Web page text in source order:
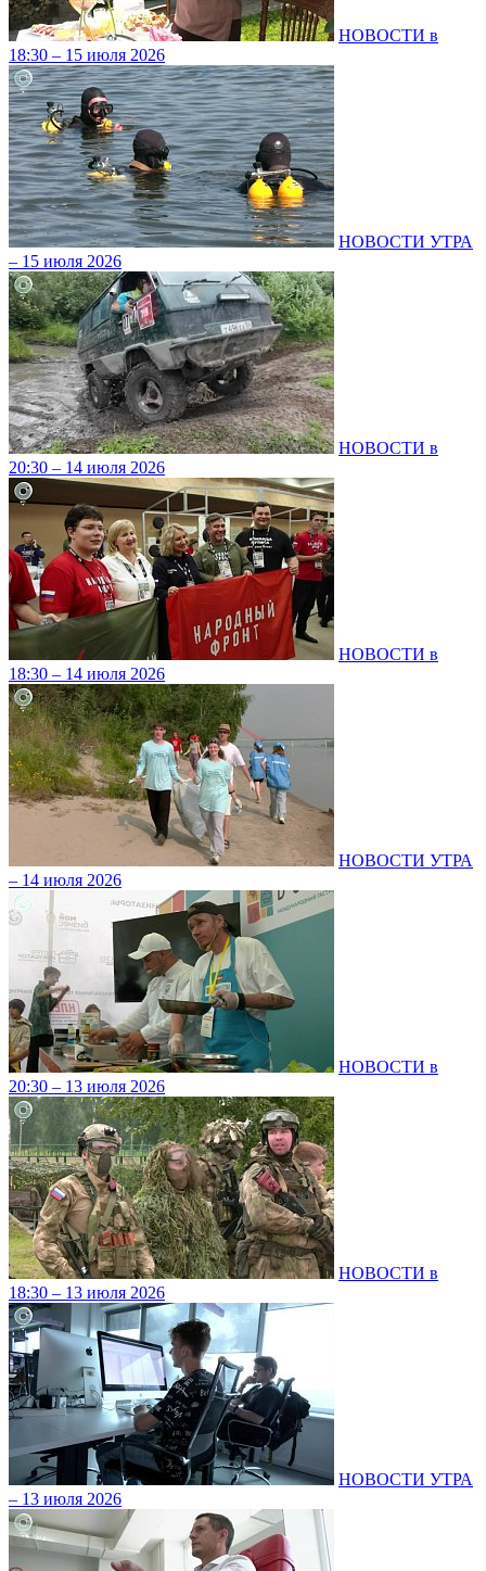
НОВОСТИ в
18:30 – 15 июля 2026
НОВОСТИ УТРА
– 15 июля 2026
НОВОСТИ в
20:30 – 14 июля 2026
НОВОСТИ в
18:30 – 14 июля 2026
НОВОСТИ УТРА
– 14 июля 2026
НОВОСТИ в
20:30 – 13 июля 2026
НОВОСТИ в
18:30 – 13 июля 2026
НОВОСТИ УТРА
– 13 июля 2026